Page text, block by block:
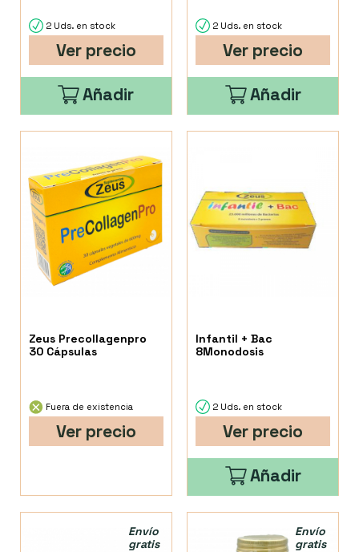
2 Uds. en stock
Ver precio
Añadir
2 Uds. en stock
Ver precio
Añadir
Zeus Precollagenpro
30 Cápsulas
Fuera de existencia
Ver precio
Infantil + Bac
8Monodosis
2 Uds. en stock
Ver precio
Añadir
Envío
gratis
Envío
gratis